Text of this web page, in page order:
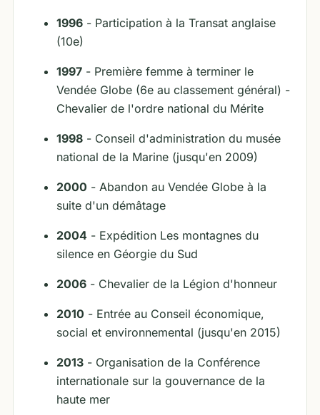
1996 - Participation à la Transat anglaise
(10e)
1997 - Première femme à terminer le
Vendée Globe (6e au classement général) -
Chevalier de l'ordre national du Mérite
1998 - Conseil d'administration du musée
national de la Marine (jusqu'en 2009)
2000 - Abandon au Vendée Globe à la
suite d'un démâtage
2004 - Expédition Les montagnes du
silence en Géorgie du Sud
2006 - Chevalier de la Légion d'honneur
2010 - Entrée au Conseil économique,
social et environnemental (jusqu'en 2015)
2013 - Organisation de la Conférence
internationale sur la gouvernance de la
haute mer